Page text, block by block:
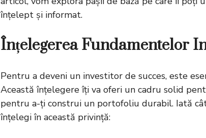
înțelept și informat.
Înțelegerea Fundamentelor
Pentru a deveni un investitor de succes, este
Această înțelegere îți va oferi un cadru solid
pentru a-ți construi un portofoliu durabil. Iată
înțelegi în această privință: